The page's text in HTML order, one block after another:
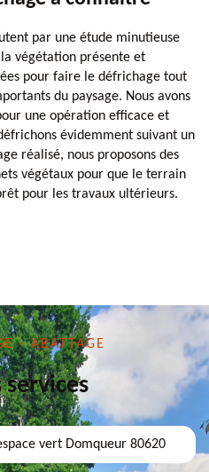
par une étude minutieuse
végétation présente et
pour faire le défrichage tout
du paysage. Nous avons
une opération efficace et
évidemment suivant un
réalisé, nous proposons des
végétaux pour que le terrain
pour les travaux ultérieurs.
- ABATTAGE
vert Domqueur 80620